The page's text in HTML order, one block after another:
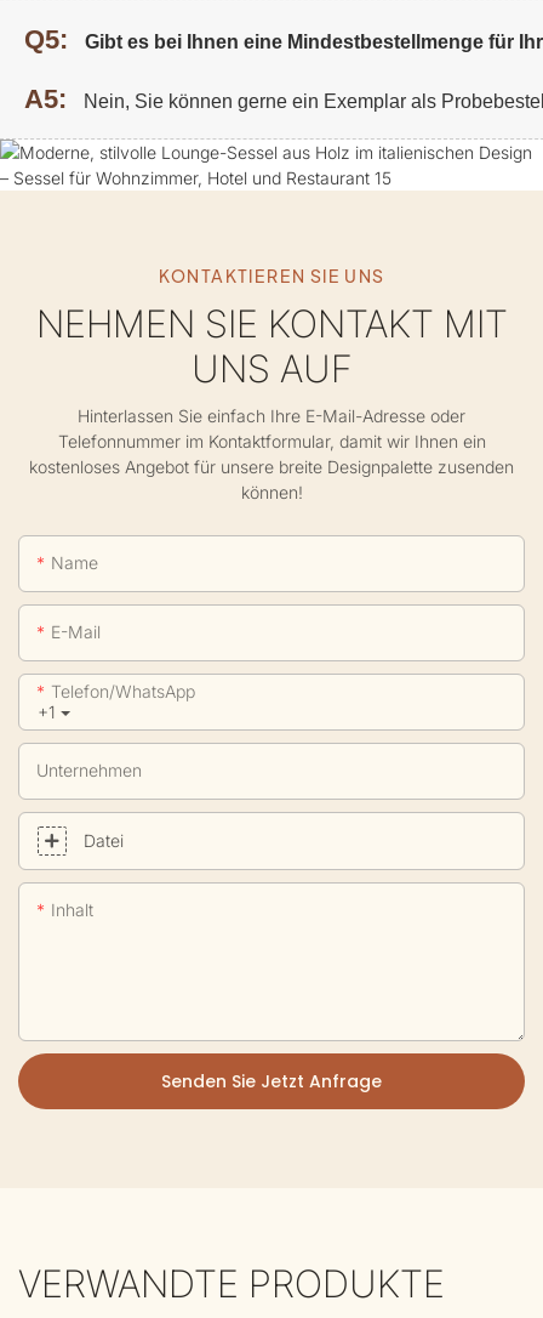
Q5: Gibt es bei Ihnen eine Mindestbestellmenge für
A5: Nein, Sie können gerne ein Exemplar als
KONTAKTIEREN SIE UNS
NEHMEN SIE KONTAKT MIT
UNS AUF
Hinterlassen Sie einfach Ihre E-Mail-Adresse oder
Telefonnummer im Kontaktformular, damit wir Ihnen ein
kostenloses Angebot für unsere breite Designpalette zusenden
können!
Name
E-Mail
+1
Telefon/WhatsApp
Unternehmen
Datei
Inhalt
Senden Sie Jetzt Anfrage
VERWANDTE PRODUKTE